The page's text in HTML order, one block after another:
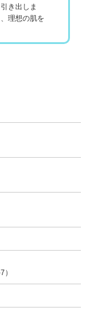
き出しま
理想の肌を